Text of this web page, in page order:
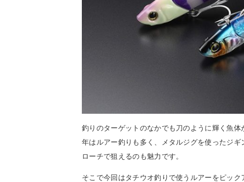
釣りのターゲットのなかでも刀のように輝く魚
年はルアー釣りも多く、メタルジグを使ったジ
ローチで狙えるのも魅力です。
そこで今回はタチウオ釣りで使うルアーをピッ